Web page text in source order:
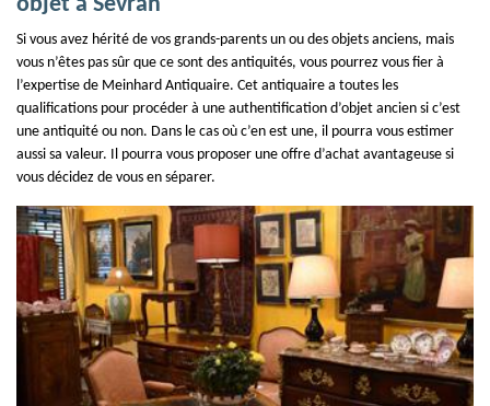
Si vous avez hérité de vos grands-parents un ou des objets anciens, mais
vous n’êtes pas sûr que ce sont des antiquités, vous pourrez vous fier à
l’expertise de Meinhard Antiquaire. Cet antiquaire a toutes les
qualifications pour procéder à une authentification d’objet ancien si c’est
une antiquité ou non. Dans le cas où c’en est une, il pourra vous estimer
aussi sa valeur. Il pourra vous proposer une offre d’achat avantageuse si
vous décidez de vous en séparer.